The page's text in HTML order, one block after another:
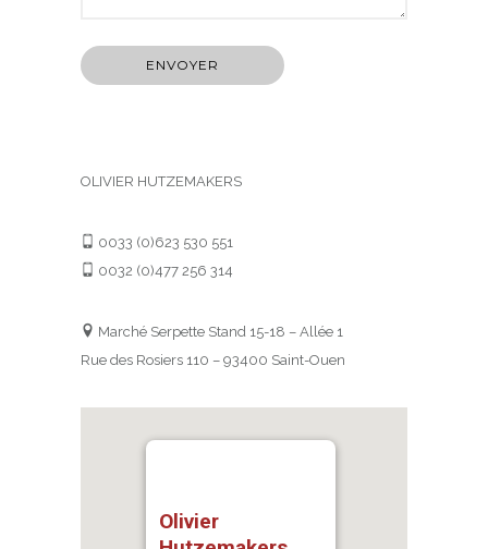
OLIVIER HUTZEMAKERS
0033 (0)623 530 551
0032 (0)477 256 314
Marché Serpette Stand 15-18 – Allée 1
Rue des Rosiers 110 – 93400 Saint-Ouen
Olivier